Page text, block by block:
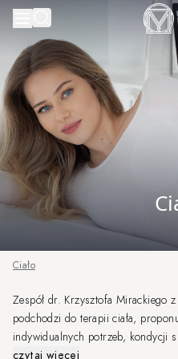
Przejdź do treści
Ciało
Zespół dr. Krzysztofa Mirackiego
podchodzi do terapii ciała,
indywidualnych potrzeb, kondycji
Dzięki doświadczeniu naszych
czytaj więcej